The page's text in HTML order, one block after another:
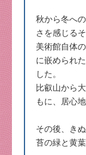
秋から冬へ
さを感じる
美術館自体
に嵌められ
した。
比叡山から
もに、居心
その後、き
苔の緑と黄